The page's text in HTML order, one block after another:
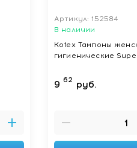
Артикул: 152584
В наличии
Kotex Тампоны
9 62 руб.